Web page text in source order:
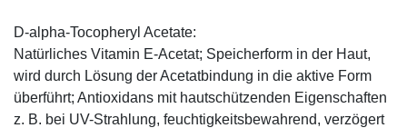
D-alpha-Tocopheryl Acetate:
Natürliches Vitamin E-Acetat; Speicherform in der Haut,
wird durch Lösung der Acetatbindung in die aktive Form
überführt; Antioxidans mit hautschützenden Eigenschaften
z. B. bei UV-Strahlung, feuchtigkeitsbewahrend, verzögert